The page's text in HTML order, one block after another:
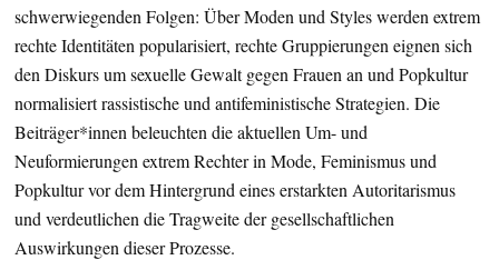
schwerwiegenden Folgen: Über Moden und Styles werden extrem
rechte Identitäten popularisiert, rechte Gruppierungen eignen sich
den Diskurs um sexuelle Gewalt gegen Frauen an und Popkultur
normalisiert rassistische und antifeministische Strategien. Die
Beiträger*innen beleuchten die aktuellen Um- und
Neuformierungen extrem Rechter in Mode, Feminismus und
Popkultur vor dem Hintergrund eines erstarkten Autoritarismus
und verdeutlichen die Tragweite der gesellschaftlichen
Auswirkungen dieser Prozesse.